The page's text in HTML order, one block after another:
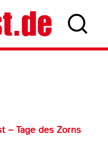
– Tage des Zorns